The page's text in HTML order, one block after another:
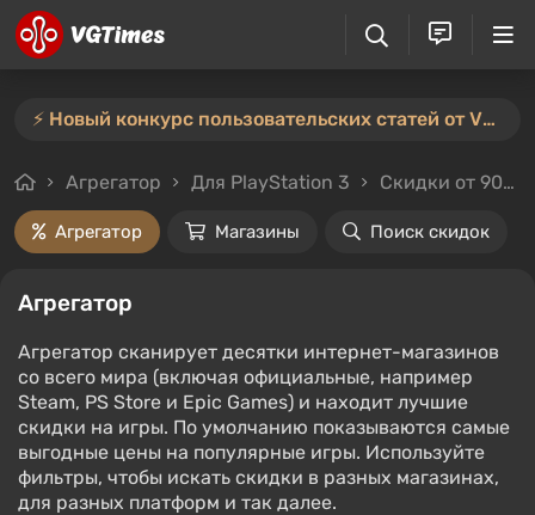
⚡️ Новый конкурс пользовательских статей от VGTimes — участвуйте тут ⚡️
Агрегатор Для PlayStation 3 Скидки от 90%
Агрегатор Магазины Поиск скидок
Агрегатор
Агрегатор сканирует десятки интернет-магазинов
со всего мира (включая официальные, например
Steam, PS Store и Epic Games) и находит лучшие
скидки на игры. По умолчанию показываются самые
выгодные цены на популярные игры. Используйте
фильтры, чтобы искать скидки в разных магазинах,
для разных платформ и так далее.